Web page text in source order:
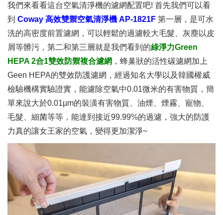
我們來看看這台空氣清淨機的濾網配置吧! 首先我們可以看
到 Coway 高效雙禦空氣清淨機 AP-1821F 第一層，是可水
洗的高密度前置濾網，可以輕鬆的過濾較大毛髮、灰塵以皮
屑等髒污，第二和第三層就是我們看到的綠淨力Green
HEPA 2合1雙效防禦複合濾網 ，蜂巢狀的活性碳濾網加上
Geen HEPA的雙效防護濾網，經過知名大學以及韓國權威
檢驗機構實驗證實，能濾除空氣中0.01微米的有害物質，簡
單來說大於0.01µm的裝潢有害物質、油煙、煙霧、寵物、
毛髮、細菌等等，能達到接近99.99%的過濾，強大的防護
力真的讓女王家的空氣，變得更加潔淨~